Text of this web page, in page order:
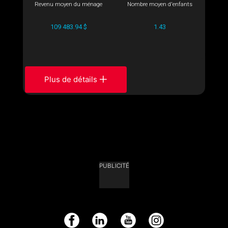
Revenu moyen du ménage
109 483.94 $
Nombre moyen d'enfants
1.43
Plus de détails
PUBLICITÉ
Facebook LinkedIn YouTube Instagram